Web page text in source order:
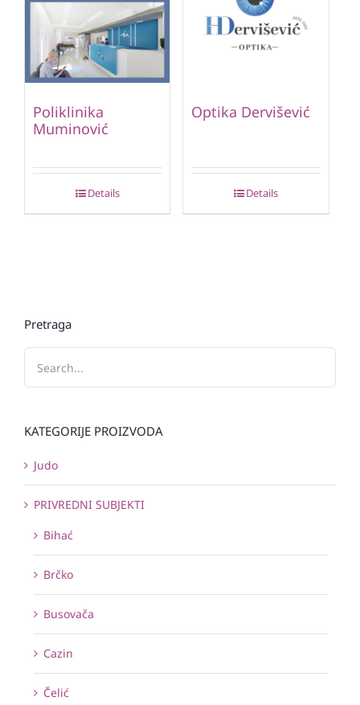
Poliklinika
Muminović
Details
Optika Dervišević
Details
Pretraga
KATEGORIJE PROIZVODA
Judo
PRIVREDNI SUBJEKTI
Bihać
Brčko
Busovača
Cazin
Čelić